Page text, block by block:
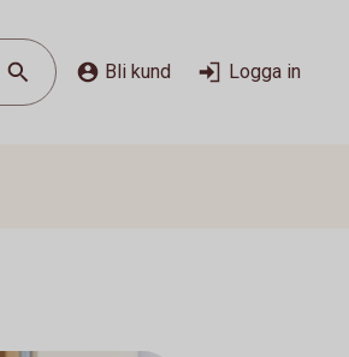
Bli kund Logga in